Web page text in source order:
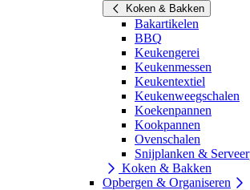
Koken & Bakken
Bakartikelen
BBQ
Keukengerei
Keukenmessen
Keukentextiel
Keukenweegschalen
Koekenpannen
Kookpannen
Ovenschalen
Snijplanken &
Koken & Bakken
Opbergen & Organiseren